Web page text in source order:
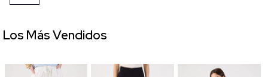
Los Más Vendidos